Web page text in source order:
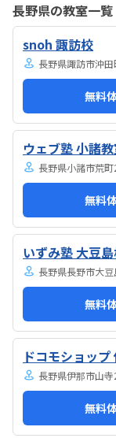
ました。日頃は
でいます。担当の方
と勧められました。
長野県の教室一覧
snoh 諏訪校
長野県諏訪市沖
無料
ウェブ塾 小諸
長野県小諸市荒
無料
いずみ塾 大豆
長野県長野市大
無料
ドコモショップ
長野県伊那市山
無料